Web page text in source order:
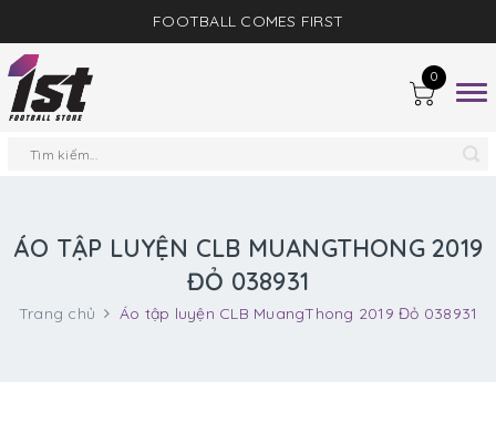
FOOTBALL COMES FIRST
0
ÁO TẬP LUYỆN CLB MUANGTHONG 2019
ĐỎ 038931
Trang chủ Áo tập luyện CLB MuangThong 2019 Đỏ 038931